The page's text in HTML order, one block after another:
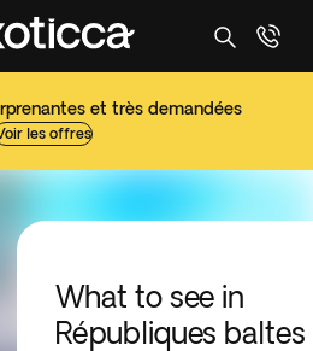
et très demandées
les offres
What to see in
Républiques baltes